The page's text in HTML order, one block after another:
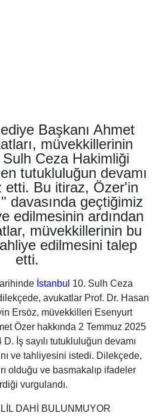
Başkanı Ahmet
müvekkillerinin
Ceza Hakimliği
tutukluluğun devamı
etti. Bu itiraz, Özer'in
davasında geçtiğimiz
edilmesinin ardından
müvekkillerinin bu
edilmesini talep
etti.
İstanbul 10. Sulh Ceza
avukatlar Prof. Dr. Hasan
Ersöz, müvekkilleri Esenyurt
Özer hakkında 2 Temmuz 2025
İş sayılı tutukluluğun devamı
ve tahliyesini istedi. Dilekçede,
olduğu ve basmakalıp ifadeler
vurgulandı.
DAHİ BULUNMUYOR